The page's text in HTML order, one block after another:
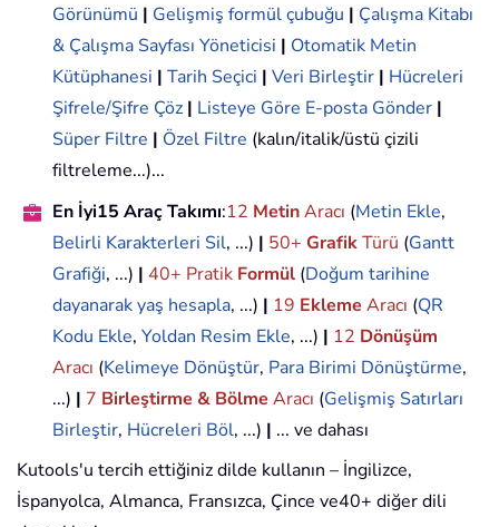
Görünümü | Gelişmiş formül çubuğu | Çalışma Kitabı
& Çalışma Sayfası Yöneticisi | Otomatik Metin
Kütüphanesi | Tarih Seçici | Veri Birleştir | Hücreleri
Şifrele/Şifre Çöz | Listeye Göre E-posta Gönder |
Süper Filtre | Özel Filtre (kalın/italik/üstü çizili
filtreleme...)...
En İyi15 Araç Takımı:12 MetinAracı (Metin Ekle,
Belirli Karakterleri Sil, ...) | 50+ GrafikTürü (Gantt
Grafiği, ...) | 40+ Pratik Formül (Doğum tarihine
dayanarak yaş hesapla, ...) | 19 Ekleme Aracı (QR
Kodu Ekle, Yoldan Resim Ekle, ...) | 12 Dönüşüm
Aracı (Kelimeye Dönüştür, Para Birimi Dönüştürme,
...) | 7 Birleştirme & Bölme Aracı (Gelişmiş Satırları
Birleştir, Hücreleri Böl, ...) | ... ve dahası
Kutools'u tercih ettiğiniz dilde kullanın – İngilizce,
İspanyolca, Almanca, Fransızca, Çince ve40+ diğer dili